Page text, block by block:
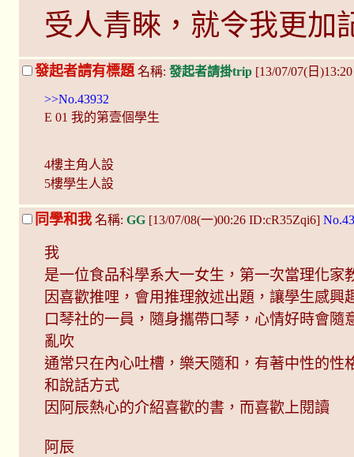
受人青睞，就令我更加
發起者請有標題 名稱: 發起者請掛trip [13/07/07(日
>>No.43932
E 01 我的第壹個學生
4樓主角人設
5樓學生人設
同學和我 名稱: GG [13/07/08(一)00:26 ID:cR35Zqi6]
我
是一位食品科學系大一女生，第一次當理化家
因喜歡推哩，會用推理敘述出題，讓學生感興
口琴社的一員，隨身攜帶口琴，心情好時會隨
亂吹
通常只在內心吐槽，樂天隨和，有著中性的性
和說話方式
因阿辰熱心的介紹喜歡的書，而喜歡上閱讀
阿辰